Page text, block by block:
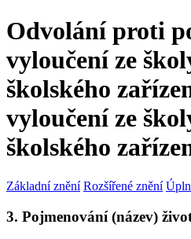
Odvolání proti
vyloučení ze
školského
vyloučení ze
školského
Základní znění Rozšířené znění
3. Pojmenování (název)